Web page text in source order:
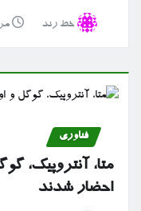
خط رند
فناوری
متا، آنتروپیک،
احضار شدند